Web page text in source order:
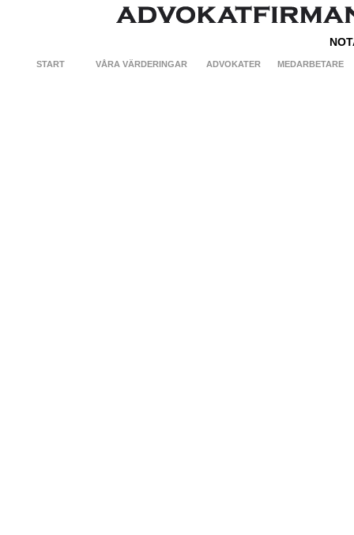
START VÅRA VÄRDERINGAR ADVOKATER MEDARBETARE